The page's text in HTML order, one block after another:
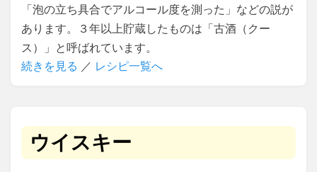
「泡の立ち具合でアルコール度を測った」などの説が
あります。３年以上貯蔵したものは「古酒（クー
ス）」と呼ばれています。
続きを見る ／ レシピ一覧へ
ウイスキー